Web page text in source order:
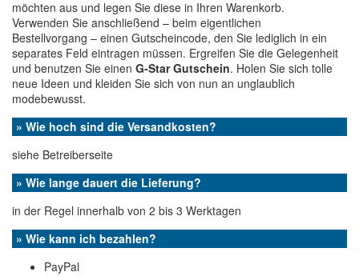
möchten aus und legen Sie diese in Ihren Warenkorb.
Verwenden Sie anschließend – beim eigentlichen
Bestellvorgang – einen Gutscheincode, den Sie lediglich in ein
separates Feld eintragen müssen. Ergreifen Sie die Gelegenheit
und benutzen Sie einen G-Star Gutschein. Holen Sie sich tolle
neue Ideen und kleiden Sie sich von nun an unglaublich
modebewusst.
» Wie hoch sind die Versandkosten?
siehe Betreiberseite
» Wie lange dauert die Lieferung?
in der Regel innerhalb von 2 bis 3 Werktagen
» Wie kann ich bezahlen?
PayPal